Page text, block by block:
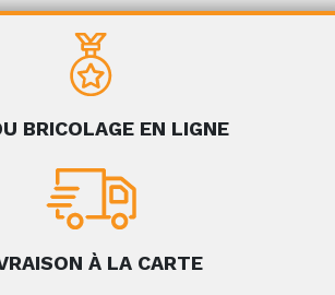
BRICOLAGE EN LIGNE
À LA CARTE